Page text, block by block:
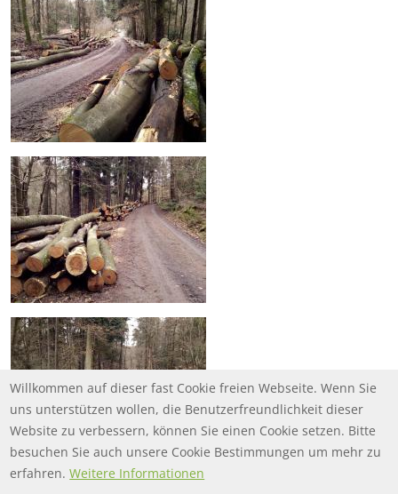
Willkommen auf dieser fast Cookie freien Webseite. Wenn Sie
uns unterstützen wollen, die Benutzerfreundlichkeit dieser
Website zu verbessern, können Sie einen Cookie setzen. Bitte
besuchen Sie auch unsere Cookie Bestimmungen um mehr zu
erfahren. Weitere Informationen